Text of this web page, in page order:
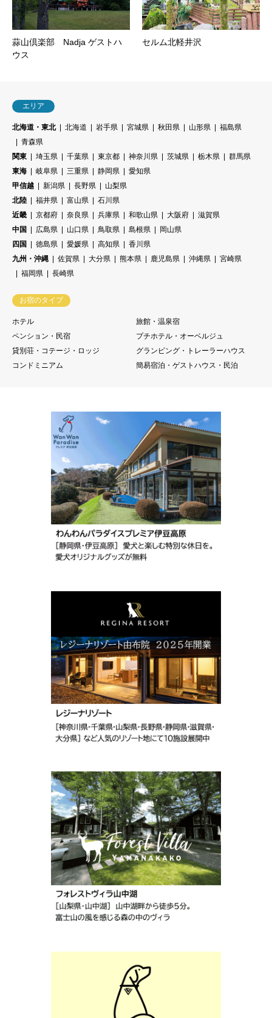
蒜山倶楽部 Nadja ゲストハ
ウス
セルム北軽井沢
エリア
北海道・東北 北海道 岩手県 宮城県 秋田県 山形県
福島県
青森県
関東
埼玉県 千葉県 東京都 神奈川県 茨城県 栃木県
群馬県
東海
岐阜県 三重県 静岡県
愛知県
甲信越
新潟県 長野県
山梨県
北陸
福井県 富山県
石川県
近畿
京都府 奈良県 兵庫県 和歌山県 大阪府
滋賀県
中国
広島県 山口県 鳥取県 島根県
岡山県
四国
徳島県 愛媛県 高知県
香川県
九州・沖縄
佐賀県 大分県 熊本県 鹿児島県 沖縄県
宮崎県
福岡県
長崎県
お宿のタイプ
ホテル
旅館・温泉宿
ペンション・民宿
プチホテル・オーベルジュ
貸別荘・コテージ・ロッジ
グランピング・トレーラーハウス
コンドミニアム
簡易宿泊・ゲストハウス・民泊